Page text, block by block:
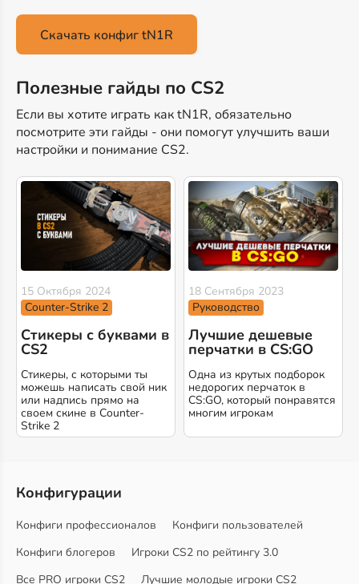
Скачать конфиг tN1R
Полезные гайды по CS2
Если вы хотите играть как tN1R, обязательно
посмотрите эти гайды - они помогут улучшить ваши
настройки и понимание CS2.
15 Октября 2024
Counter-Strike 2
Стикеры с буквами в
CS2
Стикеры, с которыми ты
можешь написать свой ник
или надпись прямо на
своем скине в Counter-
Strike 2
18 Сентября 2023
Руководство
Лучшие дешевые
перчатки в CS:GO
Одна из крутых подборок
недорогих перчаток в
CS:GO, который понравятся
многим игрокам
Конфигурации
Конфиги профессионалов
Конфиги пользователей
Конфиги блогеров
Игроки CS2 по рейтингу 3.0
Все PRO игроки CS2
Лучшие молодые игроки CS2